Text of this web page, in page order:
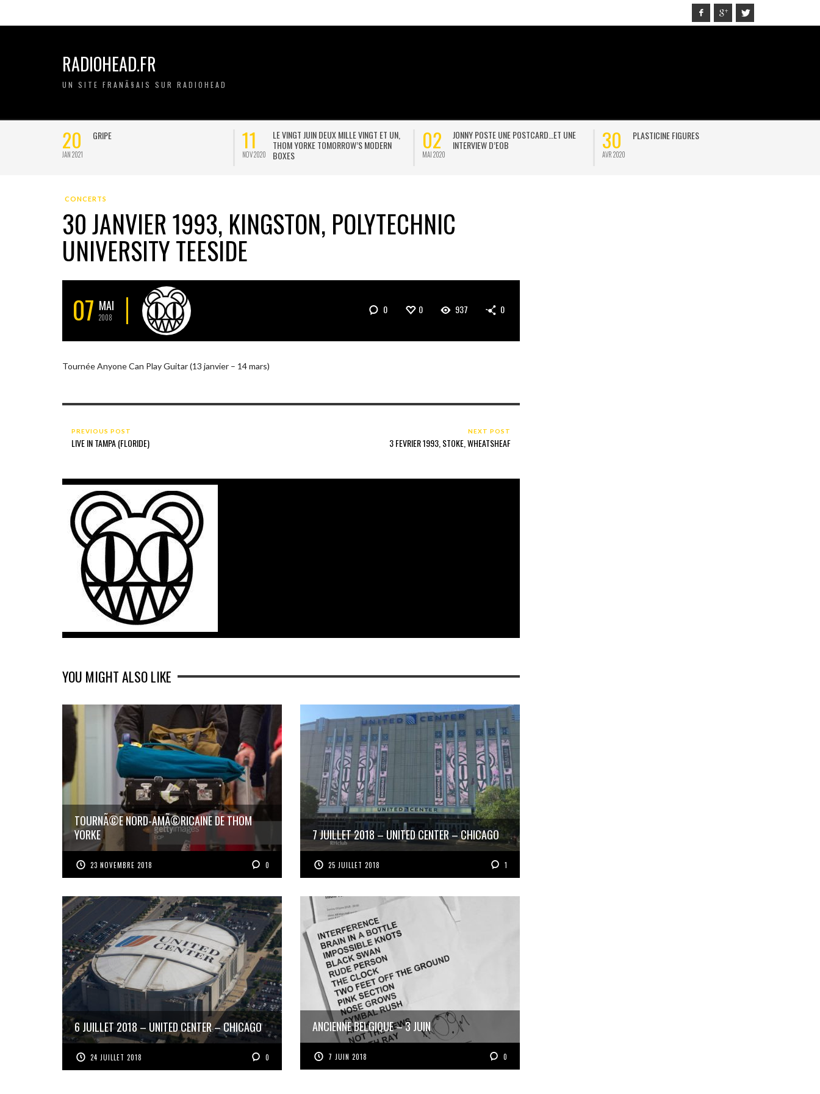
RADIOHEAD.FR
UN SITE FRANÃ§AIS SUR RADIOHEAD
20
JAN 2021
GRIPE 11
NOV 2020
LE VINGT JUIN DEUX MILLE VINGT ET UN,
THOM YORKE TOMORROW’S MODERN
BOXES
02
MAI 2020
JONNY POSTE UNE POSTCARD…ET UNE
INTERVIEW D’EOB
30
AVR 2020
PLASTICINE FIGURES
CONCERTS
30 JANVIER 1993, KINGSTON, POLYTECHNIC
UNIVERSITY TEESIDE
07 MAI
2008
0 0 937 0
Tournée Anyone Can Play Guitar (13 janvier – 14 mars)
PREVIOUS POST
LIVE IN TAMPA (FLORIDE)
NEXT POST
3 FEVRIER 1993, STOKE, WHEATSHEAF
YOU MIGHT ALSO LIKE
TOURNÃ©E NORD-AMÃ©RICAINE DE THOM
YORKE
23 NOVEMBRE 2018 0
7 JUILLET 2018 – UNITED CENTER – CHICAGO
25 JUILLET 2018 1
6 JUILLET 2018 – UNITED CENTER – CHICAGO
24 JUILLET 2018 0
ANCIENNE BELGIQUE – 3 JUIN
7 JUIN 2018 0